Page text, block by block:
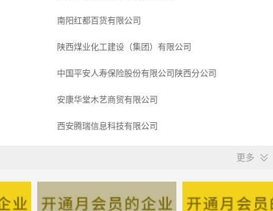
南阳红都百货有限公司
陕西煤业化工建设（集团）有限公司
中国平安人寿保险股份有限公司陕西分公司
安康华堂木艺商贸有限公司
西安腾瑞信息科技有限公司
西安贝壳投资管理咨询有限公司
更多